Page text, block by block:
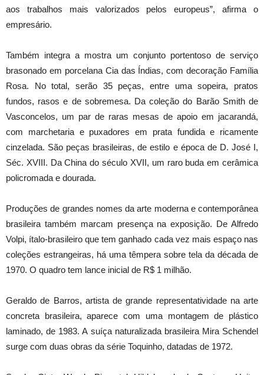
aos trabalhos mais valorizados pelos europeus”, afirma o
empresário.
Também integra a mostra um conjunto portentoso de serviço
brasonado em porcelana Cia das Índias, com decoração Família
Rosa. No total, serão 35 peças, entre uma sopeira, pratos
fundos, rasos e de sobremesa. Da coleção do Barão Smith de
Vasconcelos, um par de raras mesas de apoio em jacarandá,
com marchetaria e puxadores em prata fundida e ricamente
cinzelada. São peças brasileiras, de estilo e época de D. José I,
Séc. XVIII. Da China do século XVII, um raro buda em cerâmica
policromada e dourada.
Produções de grandes nomes da arte moderna e contemporânea
brasileira também marcam presença na exposição. De Alfredo
Volpi, ítalo-brasileiro que tem ganhado cada vez mais espaço nas
coleções estrangeiras, há uma têmpera sobre tela da década de
1970. O quadro tem lance inicial de R$ 1 milhão.
Geraldo de Barros, artista de grande representatividade na arte
concreta brasileira, aparece com uma montagem de plástico
laminado, de 1983. A suíça naturalizada brasileira Mira Schendel
surge com duas obras da série Toquinho, datadas de 1972.